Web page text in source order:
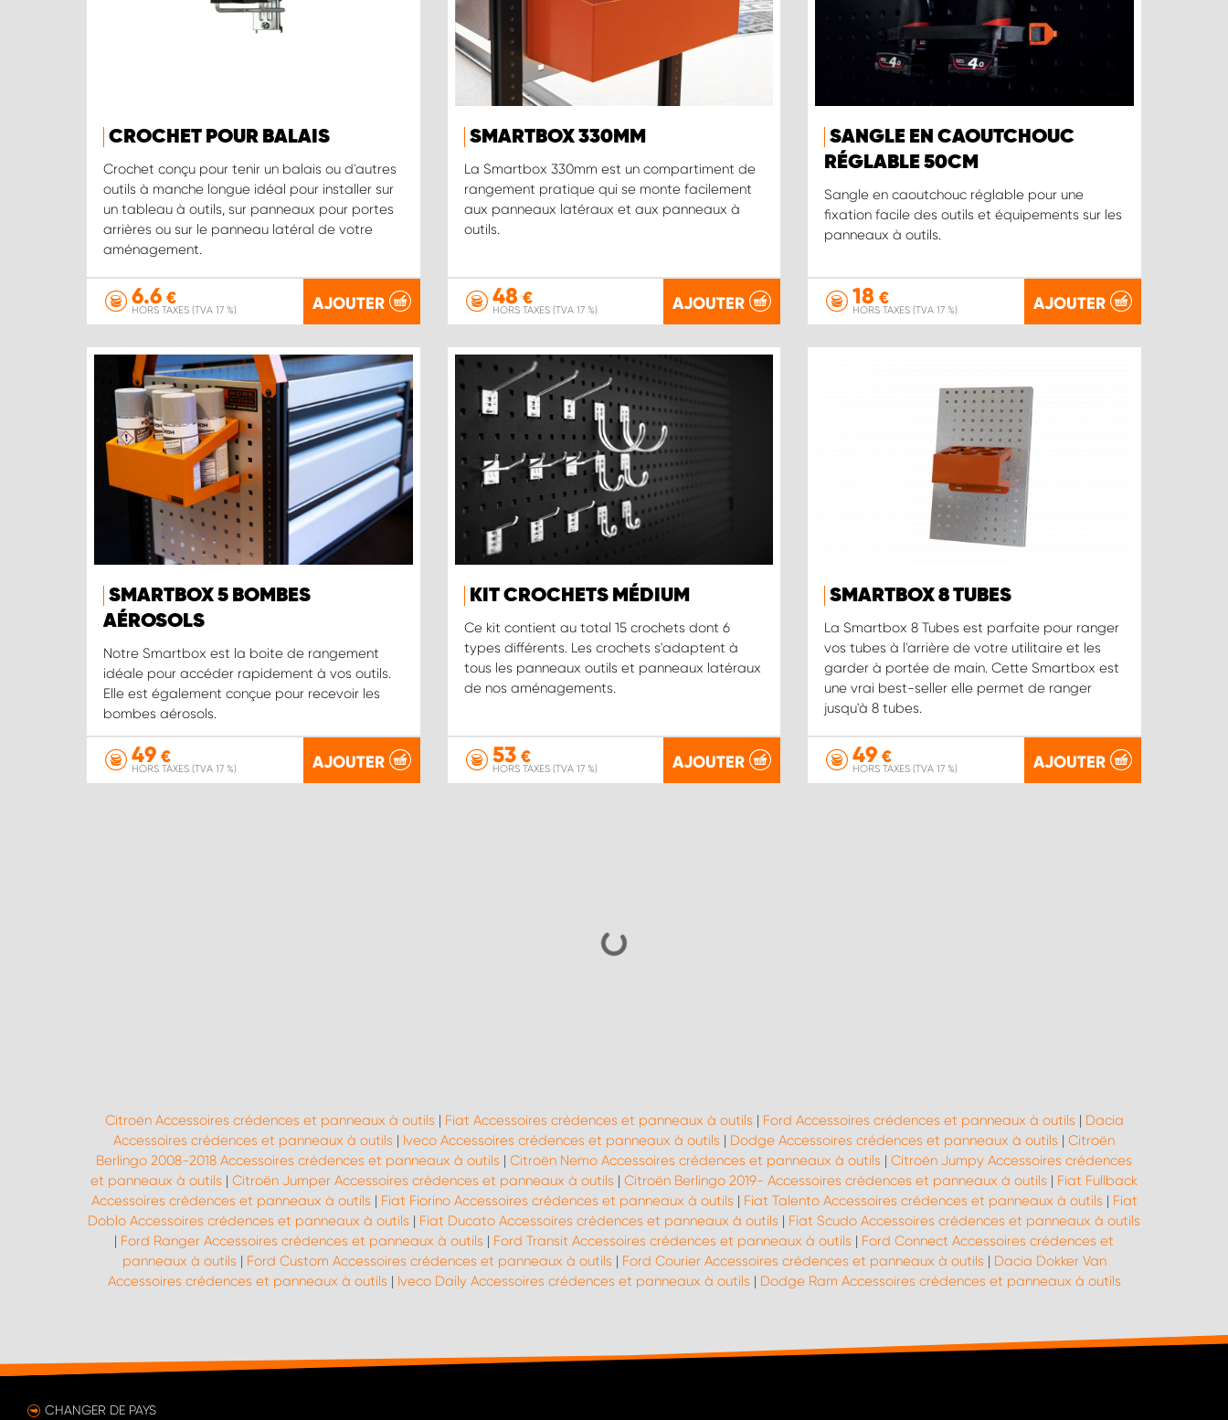
CROCHET POUR BALAIS
Crochet conçu pour tenir un balais ou d'autres
outils à manche longue idéal pour installer sur
un tableau à outils, sur panneaux pour portes
arrières ou sur le panneau latéral de votre
aménagement.
6.6 €
HORS TAXES (TVA 17 %) AJOUTER
SMARTBOX 330MM
La Smartbox 330mm est un compartiment de
rangement pratique qui se monte facilement
aux panneaux latéraux et aux panneaux à
outils.
48 €
HORS TAXES (TVA 17 %) AJOUTER
SANGLE EN CAOUTCHOUC
RÉGLABLE 50CM
Sangle en caoutchouc réglable pour une
fixation facile des outils et équipements sur les
panneaux à outils.
18 €
HORS TAXES (TVA 17 %) AJOUTER
SMARTBOX 5 BOMBES
AÉROSOLS
Notre Smartbox est la boite de rangement
idéale pour accéder rapidement à vos outils.
Elle est également conçue pour recevoir les
bombes aérosols.
49 €
HORS TAXES (TVA 17 %) AJOUTER
KIT CROCHETS MÉDIUM
Ce kit contient au total 15 crochets dont 6
types différents. Les crochets s'adaptent à
tous les panneaux outils et panneaux latéraux
de nos aménagements.
53€
HORS TAXES (TVA 17 %) AJOUTER
SMARTBOX 8 TUBES
La Smartbox 8 Tubes est parfaite pour ranger
vos tubes à l'arrière de votre utilitaire et les
garder à portée de main. Cette Smartbox est
une vrai best-seller elle permet de ranger
jusqu'à 8 tubes.
49 €
HORS TAXES (TVA 17 %) AJOUTER
Citroën Accessoires crédences et panneaux à outils | Fiat Accessoires crédences et panneaux à outils | Ford Accessoires crédences et panneaux à outils | Dacia
Accessoires crédences et panneaux à outils | Iveco Accessoires crédences et panneaux à outils | Dodge Accessoires crédences et panneaux à outils | Citroën
Berlingo 2008-2018 Accessoires crédences et panneaux à outils | Citroën Nemo Accessoires crédences et panneaux à outils | Citroën Jumpy Accessoires crédences
et panneaux à outils | Citroën Jumper Accessoires crédences et panneaux à outils | Citroën Berlingo 2019- Accessoires crédences et panneaux à outils | Fiat Fullback
Accessoires crédences et panneaux à outils | Fiat Fiorino Accessoires crédences et panneaux à outils | Fiat Talento Accessoires crédences et panneaux à outils | Fiat
Doblo Accessoires crédences et panneaux à outils | Fiat Ducato Accessoires crédences et panneaux à outils | Fiat Scudo Accessoires crédences et panneaux à outils
| Ford Ranger Accessoires crédences et panneaux à outils | Ford Transit Accessoires crédences et panneaux à outils | Ford Connect Accessoires crédences et
panneaux à outils | Ford Custom Accessoires crédences et panneaux à outils | Ford Courier Accessoires crédences et panneaux à outils | Dacia Dokker Van
Accessoires crédences et panneaux à outils | Iveco Daily Accessoires crédences et panneaux à outils | Dodge Ram Accessoires crédences et panneaux à outils
CHANGER DE PAYS